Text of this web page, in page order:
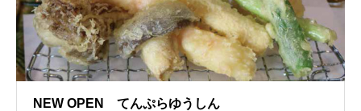
NEW OPEN てんぷらゆうしん